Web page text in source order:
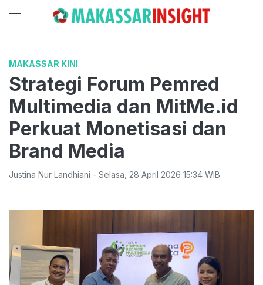
MAKASSAR KINI
Strategi Forum Pemred
Multimedia dan MitMe.id
Perkuat Monetisasi dan
Brand Media
Justina Nur Landhiani - Selasa 28 April 2026 15:34 WIB